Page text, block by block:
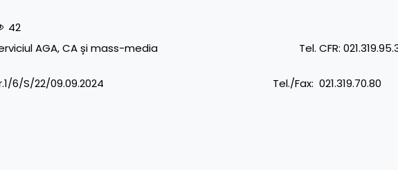
42
AGA, CA și mass-media Tel. CFR: 021.319.95.39/
6/S/22/09.09.2024 Tel./Fax: 021.319.70.80